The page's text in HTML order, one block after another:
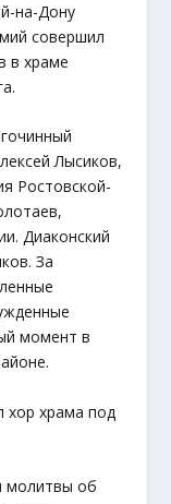
на-Дону
совершил
в храме
Лысиков,
Ростовской-
Диаконский
За
момент в
хор храма под
молитвы об